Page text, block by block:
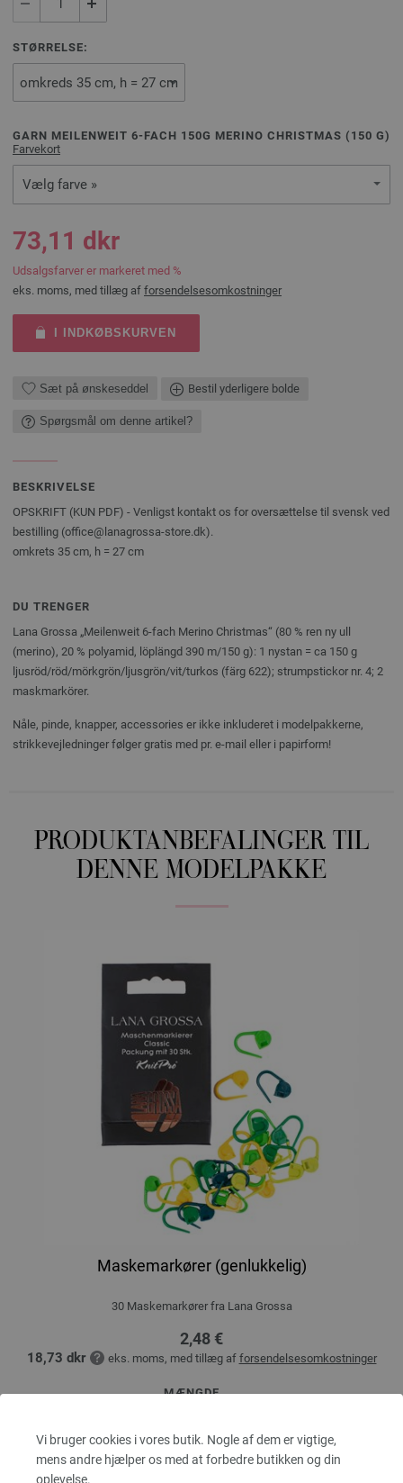
Vi bruger cookies i vores butik. Nogle af dem er vigtige,
mens andre hjælper os med at forbedre butikken og din
oplevelse.
STØRRELSE:
GARN MEILENWEIT 6-FACH 150G MERINO CHRISTMAS ( 150 G)
Farvekort
Vælg farve »
73,11 dkr
Udsalgsfarver er markeret med %
eks. moms, med tillæg af forsendelsesomkostninger
I INDKØBSKURVEN
Sæt på ønskeseddel Bestil yderligere bolde
Spørgsmål om denne artikel?
BESKRIVELSE
OPSKRIFT (KUN PDF) - Venligst kontakt os for oversættelse til svensk ved
bestilling (office@lanagrossa-store.dk).
omkrets 35 cm, h = 27 cm
DU TRENGER
Lana Grossa „Meilenweit 6-fach Merino Christmas“ (80 % ren ny ull
(merino), 20 % polyamid, löplängd 390 m/150 g): 1 nystan = ca 150 g
ljusröd/röd/mörkgrön/ljusgrön/vit/turkos (färg 622); strumpstickor nr. 4; 2
maskmarkörer.
Nåle, pinde, knapper, accessories er ikke inkluderet i modelpakkerne,
strikkevejledninger følger gratis med pr. e-mail eller i papirform!
PRODUKTANBEFALINGER TIL
DENNE MODELPAKKE
Maskemarkører (genlukkelig)
30 Maskemarkører fra Lana Grossa
2,48 €
18,73 dkr eks. moms, med tillæg af forsendelsesomkostninger
MÆNGDE